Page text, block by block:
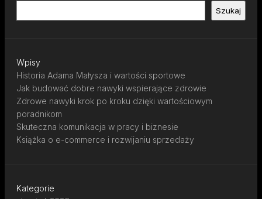
Szukaj
Wpisy
Historia Adama Małysza i wartości sportowe
Jak budować dobre nawyki wspierające zdrowie
Zdrowe nawyki krok po kroku dzięki wartościowym
poradnikom
Skuteczna komunikacja w pracy i biznesie
Książka o e-commerce i rozwijaniu sprzedaży
Kategorie